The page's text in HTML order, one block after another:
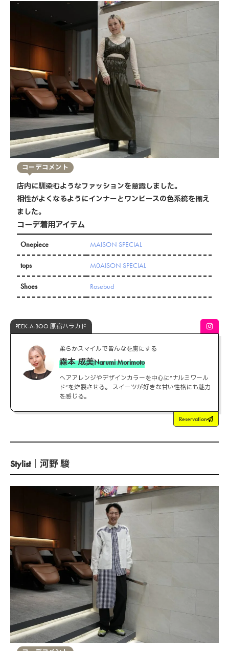
コーデコメント
店内に馴染むようなファッションを意識しました。
相性がよくなるようにインナーとワンピースの色系統を揃え
ました。
コーデ着用アイテム
Onepiece MAISON SPECIAL
tops M0AISON SPECIAL
Shoes Rosebud
PEEK-A-BOO 原宿ハラカド
柔らかスマイルで皆んなを虜にする
森本 成美Narumi Morimoto
ヘアアレンジやデザインカラーを中心に”ナルミワール
ド”を炸裂させる。 スイーツが好きな甘い性格にも魅力
を感じる。
Reservation
Stylist｜河野 駿